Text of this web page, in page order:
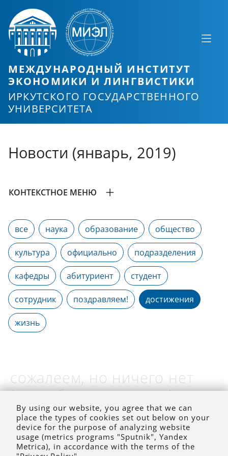
МЕЖДУНАРОДНЫЙ ИНСТИТУТ
ЭКОНОМИКИ И ЛИНГВИСТИКИ
ИРКУТСКОГО ГОСУДАРСТВЕННОГО
УНИВЕРСИТЕТА
Новости (январь, 2019)
КОНТЕКСТНОЕ МЕНЮ
все наука образование общество
культура официально подразделения
кафедры абитуриент студент
сотрудник поздравляем! достижения
жизнь
сожалеем, но ничего нет
(на выбранное время)
By using our website, you agree that we can
place the types of cookies set out below on your
device for the purpose of analyzing website
usage (metrics programs "Sputnik", Yandex
Metrica), in accordance with the terms of the